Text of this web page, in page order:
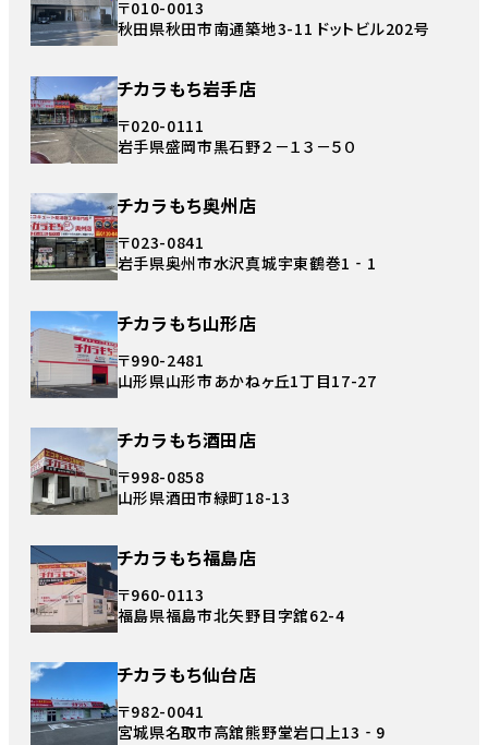
〒010-0013
秋田県秋田市南通築地3-11 ドットビル202号
チカラもち岩手店
〒020-0111
岩手県盛岡市黒石野２－１３－５０
チカラもち奥州店
〒023-0841
岩手県奥州市水沢真城宇東鶴巻1‐1
チカラもち山形店
〒990-2481
山形県山形市あかねヶ丘1丁目17-27
チカラもち酒田店
〒998-0858
山形県酒田市緑町18-13
チカラもち福島店
〒960-0113
福島県福島市北矢野目字舘62-4
チカラもち仙台店
〒982-0041
宮城県名取市高舘熊野堂岩口上13‐9